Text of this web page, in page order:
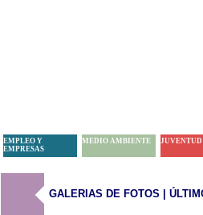
EMPLEO Y
EMPRESAS
MEDIO AMBIENTE JUVENTUD
GALERIAS DE FOTOS |